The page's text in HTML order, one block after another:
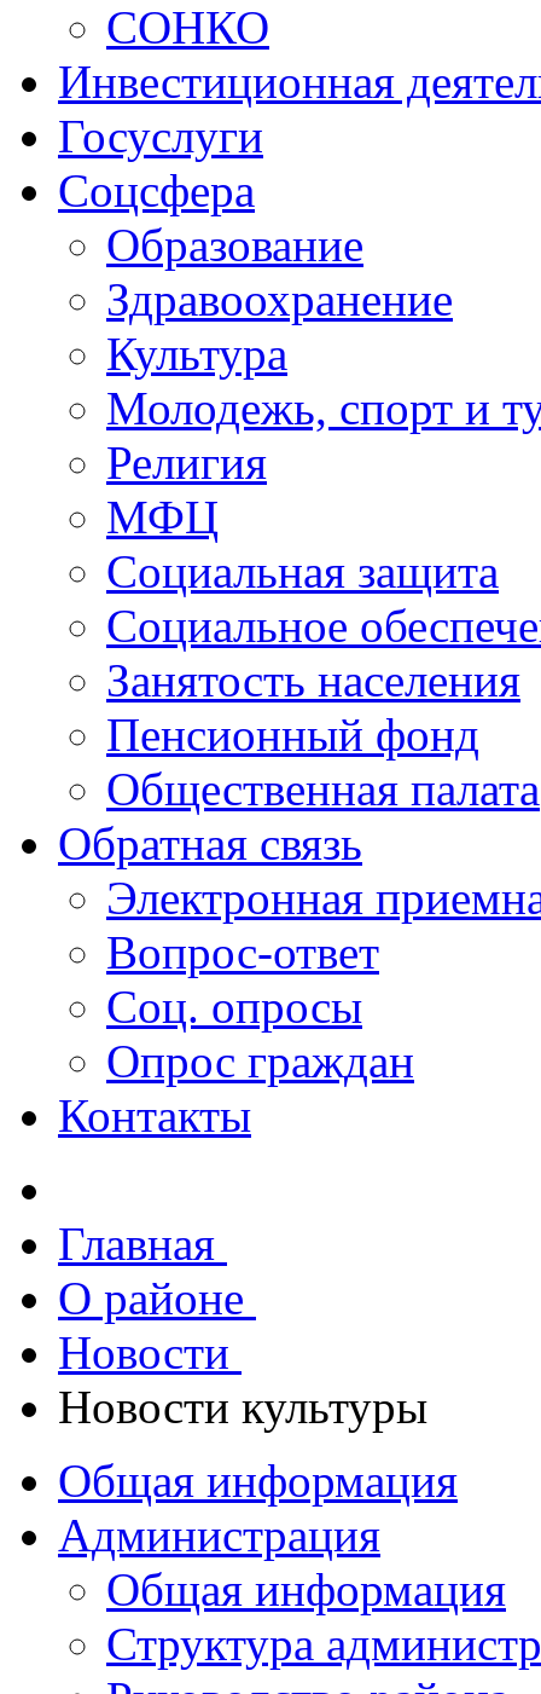
СОНКО
Инвестиционная
Госуслуги
Соцсфера
Образование
Здравоохранение
Культура
Молодежь, спорт и
Религия
МФЦ
Социальная защита
Социальное
Занятость населения
Пенсионный фонд
Общественная палата
Обратная связь
Электронная
Вопрос-ответ
Соц. опросы
Опрос граждан
Контакты
Главная
О районе
Новости
Новости культуры
Общая информация
Администрация
Общая информация
Структура